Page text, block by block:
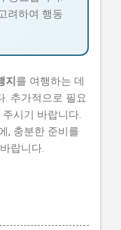
려하여 행동
지 를 여행하는 데
. 추가적으로 필요
시기 바랍니다.
, 충분한 준비를
랍니다.